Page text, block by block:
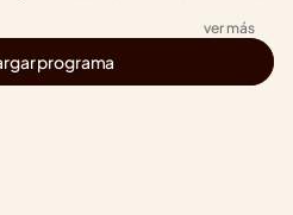
ver más
programa